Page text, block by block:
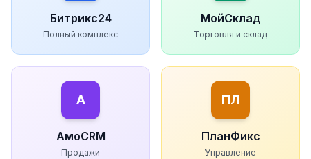
Битрикс24
Полный комплекс
МойСклад
Торговля и склад
А
АмоCRM
Продажи
ПЛ
ПланФикс
Управление